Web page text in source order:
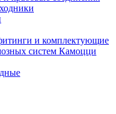
и комплектующие
систем Камоцци